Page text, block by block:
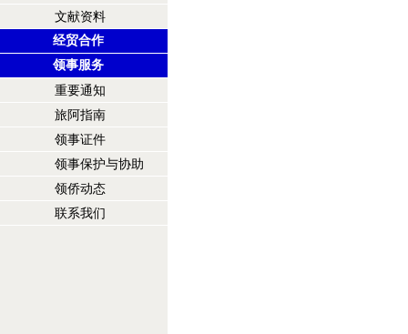
文献资料
经贸合作
领事服务
重要通知
旅阿指南
领事证件
领事保护与协助
领侨动态
联系我们